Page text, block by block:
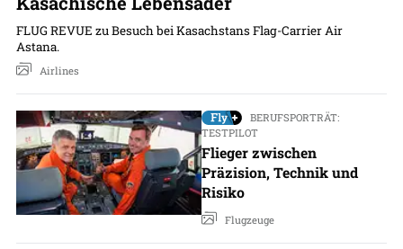
FLUG REVUE zu Besuch bei Kasachstans Flag-Carrier Air
Astana.
Airlines
BERUFSPORTRÄT:
TESTPILOT
Flieger zwischen
Präzision, Technik und
Risiko
Flugzeuge